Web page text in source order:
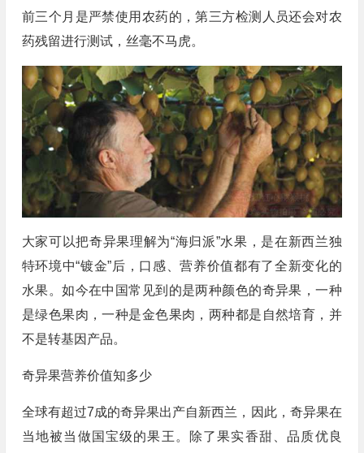
前三个月是严禁使用农药的，第三方检测人员还会对农
药残留进行测试，丝毫不马虎。
大家可以把奇异果理解为“海归派”水果，是在新西兰独
特环境中“镀金”后，口感、营养价值都有了全新变化的
水果。如今在中国常见到的是两种颜色的奇异果，一种
是绿色果肉，一种是金色果肉，两种都是自然培育，并
不是转基因产品。
奇异果营养价值知多少
全球有超过7成的奇异果出产自新西兰，因此，奇异果在
当地被当做国宝级的果王。除了果实香甜、品质优良